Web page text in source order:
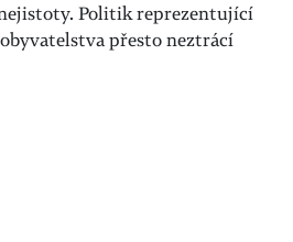
Politik reprezentující
přesto neztrácí